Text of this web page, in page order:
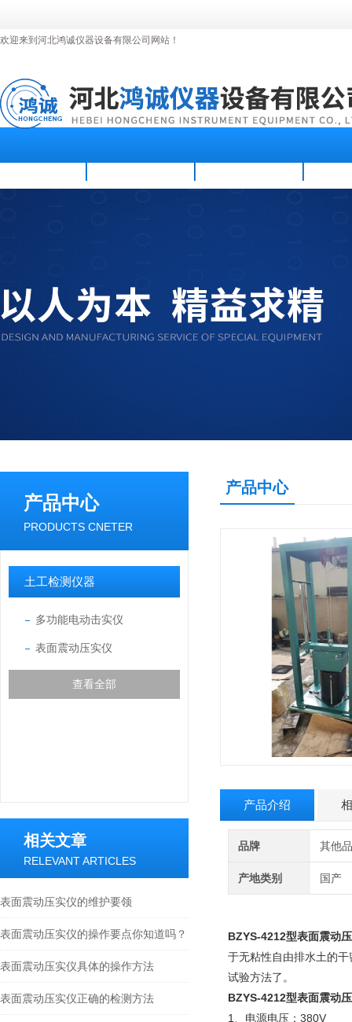
欢迎来到河北鸿诚仪器设备有限公司网站！
产品中心
PRODUCTS CNETER
土工检测仪器
多功能电动击实仪
表面震动压实仪
查看全部
相关文章
RELEVANT ARTICLES
表面震动压实仪的维护要领
表面震动压实仪的操作要点你知道吗？
表面震动压实仪具体的操作方法
表面震动压实仪正确的检测方法
产品中心
产品介绍
品牌 其他
产地类别 国产
BZYS-4212型表面震动
于无粘性自由排水土的
试验方法了。
BZYS-4212型表面震动
1、电源电压：380V